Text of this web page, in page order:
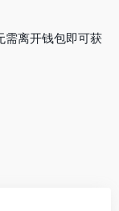
需离开钱包即可获